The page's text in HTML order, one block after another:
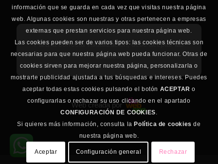
Para la correcta visualización, debe aceptar las
cookies.
Web creada por
información que se guarda en cada vez que visitas nuestra página
web. Algunas cookies son nuestras y otras pertenecen a empresas
externas que prestan servicios para nuestra página web.
Las cookies pueden ser de varios tipos: las cookies técnicas son
necesarias para que nuestra página web pueda funcionar. Otras de
cookies sirven para mejorar nuestra página, personalizarla o
mostrarte publicidad ajustada a tus búsquedas e intereses. Puedes
aceptar todas estas cookies pulsando el botón ACEPTAR o
configurarlas o rechazar su uso clicando en el apartado
CONFIGURACIÓN DE COOKIES.
Si quieres más información, consulta la Política de cookies de
nuestra página web.
Aceptar Configuración general Rechazar